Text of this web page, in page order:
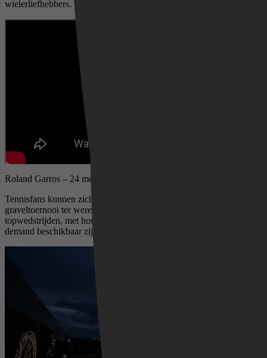
wielerliefhebbers.
Roland Garros – 24 mei t/m 7 juni
Tennisfans kunnen zich opmaken voor Roland Garros, het grootste
graveltoernooi ter wereld. Twee weken lang kijk je live naar
topwedstrijden, met honderden wedstrijden die zowel live als on
demand beschikbaar zijn.